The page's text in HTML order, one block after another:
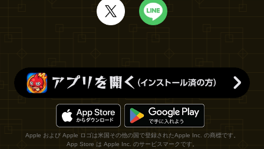
Apple および Apple ロゴは米国その他の国で登録されたApple Inc. の商標です。
App Store は Apple Inc. のサービスマークです。